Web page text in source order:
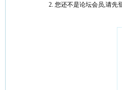
您还不是论坛会员,请先